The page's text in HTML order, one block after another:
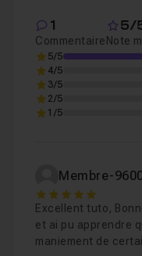
1
Commentaire
5/
Note
5/5
4/5
3/5
2/5
1/5
Membre-
5
Excellent tuto,
et ai pu apprendre
maniement de